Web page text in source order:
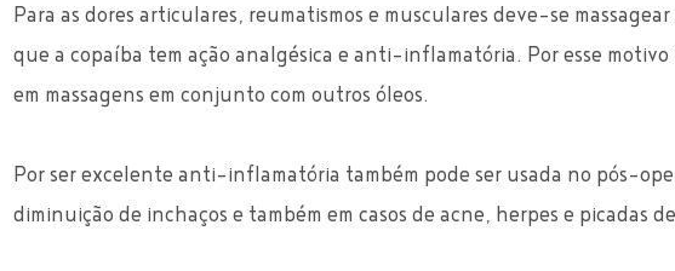
Para as dores articulares, reumatismos e musculares deve-se
que a copaíba tem ação analgésica e anti-inflamatória. Por esse motivo
em massagens em conjunto com outros óleos.
Por ser excelente anti-inflamatória também pode ser usada no pós-
diminuição de inchaços e também em casos de acne, herpes e picadas